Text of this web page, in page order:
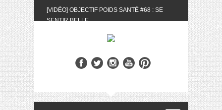
[VIDÉO] OBJECTIF POIDS SANTÉ #68 : SE
SENTIR BELLE
BIOTYFULL BOX DU MOIS DE MAI 2024 FEAT.
[VIDÉO] QUITOQUE #10 : MEAL PREP &
CONVIVIALITÉ